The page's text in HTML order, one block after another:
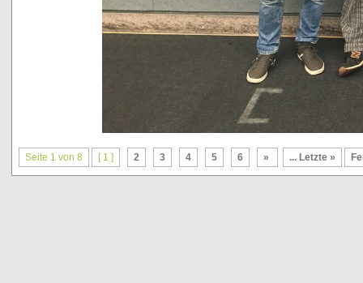
Seite 1 von 8 [ 1 ] 2 3 4 5 6 » ... Letzte »